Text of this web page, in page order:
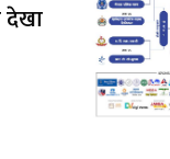
देखा